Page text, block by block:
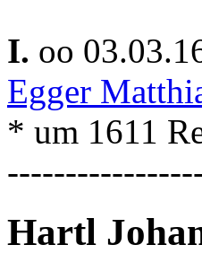
I. oo
Egger
* um 1611
Hartl